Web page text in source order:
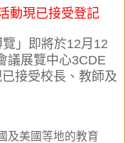
動現已接受登記
」即將於12月12
議展覽中心3CDE
接受校長、教師及
及美國等地的教育